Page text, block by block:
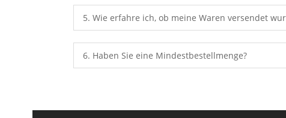
5. Wie erfahre ich, ob meine Waren versendet
6. Haben Sie eine Mindestbestellmenge?